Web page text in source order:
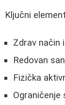
Ključni
Zdrav način
Redovan
Fizička
Ograničenje